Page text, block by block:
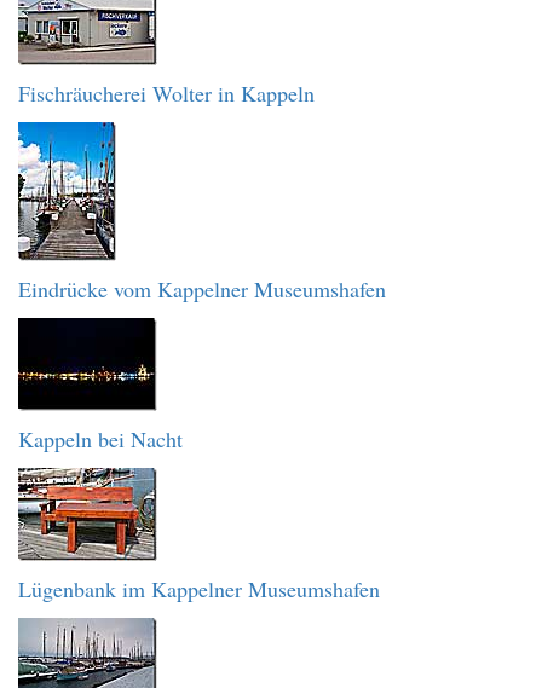
Fischräucherei Wolter in Kappeln
Eindrücke vom Kappelner Museumshafen
Kappeln bei Nacht
Lügenbank im Kappelner Museumshafen